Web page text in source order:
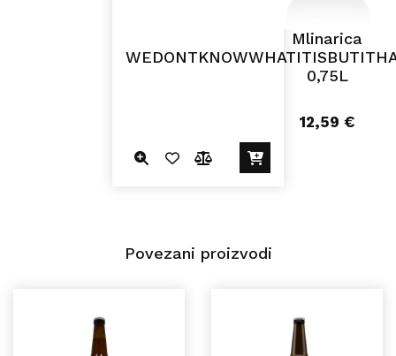
Mlinarica
0,75L
12,59 €
Povezani proizvodi